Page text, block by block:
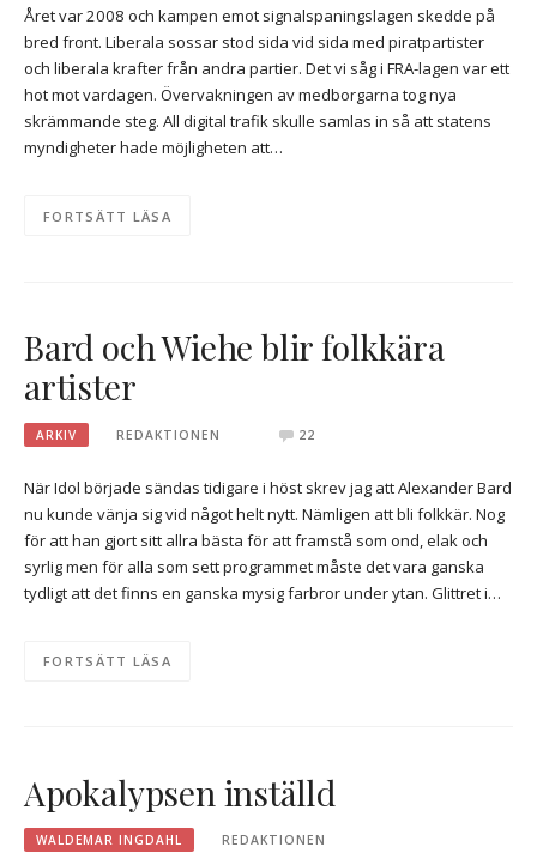
Året var 2008 och kampen emot signalspaningslagen skedde på
bred front. Liberala sossar stod sida vid sida med piratpartister
och liberala krafter från andra partier. Det vi såg i FRA-lagen var ett
hot mot vardagen. Övervakningen av medborgarna tog nya
skrämmande steg. All digital trafik skulle samlas in så att statens
myndigheter hade möjligheten att…
FORTSÄTT LÄSA
Bard och Wiehe blir folkkära
artister
ARKIV REDAKTIONEN 22
När Idol började sändas tidigare i höst skrev jag att Alexander Bard
nu kunde vänja sig vid något helt nytt. Nämligen att bli folkkär. Nog
för att han gjort sitt allra bästa för att framstå som ond, elak och
syrlig men för alla som sett programmet måste det vara ganska
tydligt att det finns en ganska mysig farbror under ytan. Glittret i…
FORTSÄTT LÄSA
Apokalypsen inställd
WALDEMAR INGDAHL REDAKTIONEN